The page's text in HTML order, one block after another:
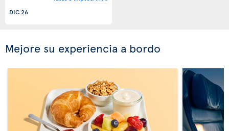
DIC 26
Mejore su experiencia a bordo